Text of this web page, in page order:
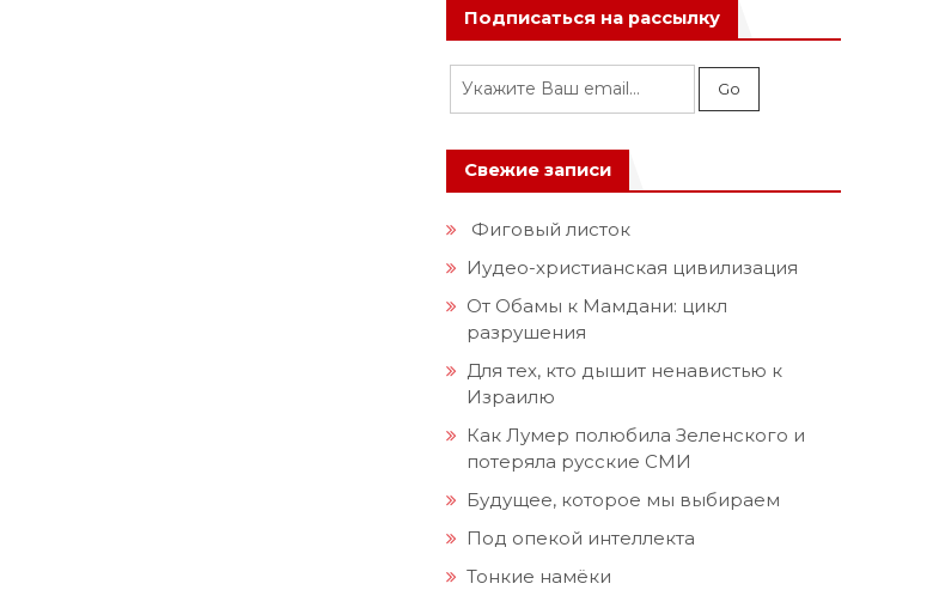
Подписаться на рассылку
Свежие записи
Фиговый листок
Иудео-христианская цивилизация
От Обамы к Мамдани: цикл
разрушения
Для тех, кто дышит ненавистью к
Израилю
Как Лумер полюбила Зеленского и
потеряла русские СМИ
Будущее, которое мы выбираем
Под опекой интеллекта
Тонкие намёки